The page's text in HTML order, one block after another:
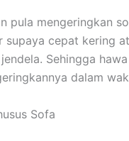
pula mengeringkan
supaya cepat kering
Sehingga
dalam
Sofa